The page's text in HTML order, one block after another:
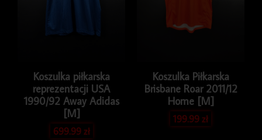
Koszulka piłkarska
reprezentacji USA
1990/92 Away Adidas
[M]
699.99zł
Koszulka Piłkarska
Brisbane Roar 2011/12
Home [M]
199.99zł